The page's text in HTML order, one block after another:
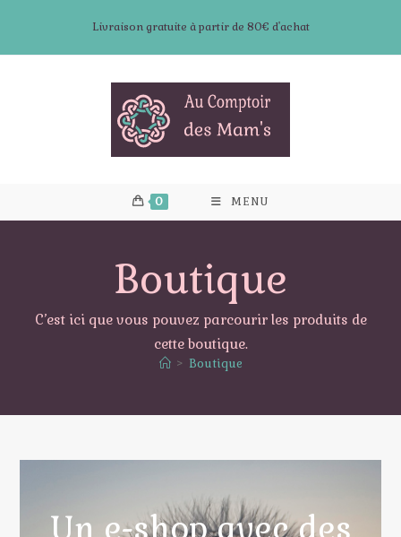
content
Livraison gratuite à partir de 80€ d'achat
0 MENU
Boutique
C’est ici que vous pouvez parcourir les produits de
cette boutique.
> Boutique
Un e-shop avec des